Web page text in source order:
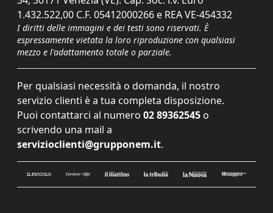
1.432.522,00 C.F. 05412000266 e REA VE-454332
I diritti delle immagini e dei testi sono riservati. È
espressamente vietata la loro riproduzione con qualsiasi
mezzo e l'adattamento totale o parziale.
Per qualsiasi necessità o domanda, il nostro
servizio clienti è a tua completa disposizione.
Puoi contattarci al numero 02 89362545 o
scrivendo una mail a
servizioclienti@grupponem.it.